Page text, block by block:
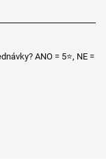
ANO = 5⭐, NE =